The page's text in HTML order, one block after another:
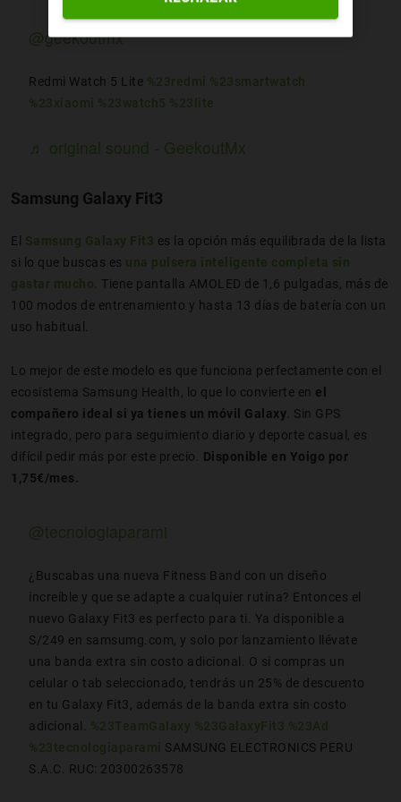
@geekoutmx
Redmi Watch 5 Lite %23redmi %23smartwatch
%23xiaomi %23watch5 %23lite
♬ original sound - GeekoutMx
Samsung Galaxy Fit3
El Samsung Galaxy Fit3 es la opción más equilibrada de la lista
si lo que buscas es una pulsera inteligente completa sin
gastar mucho
Tiene pantalla AMOLED de 1,6 pulgadas, más de
100 modos de entrenamiento y hasta 13 días de batería con un
uso habitual.
Lo mejor de este modelo es que funciona perfectamente con el
ecosistema Samsung Health, lo que lo convierte en el
compañero ideal si ya tienes un móvil Galaxy . Sin GPS
integrado, pero para seguimiento diario y deporte casual, es
difícil pedir más por este precio. Disponible en Yoigo por
1,75€/mes.
@tecnologiaparami
¿Buscabas una nueva Fitness Band con un diseño
increíble y que se adapte a cualquier rutina? Entonces el
nuevo Galaxy Fit3 es perfecto para ti. Ya disponible a
S/249 en samsumg.com, y solo por lanzamiento llévate
una banda extra sin costo adicional. O si compras un
celular o tab seleccionado, tendrás un 25% de descuento
en tu Galaxy Fit3, además de la banda extra sin costo
adicional. %23TeamGalaxy %23GalaxyFit3 %23Ad
%23tecnologiaparami SAMSUNG ELECTRONICS PERU
S.A.C. RUC: 20300263578